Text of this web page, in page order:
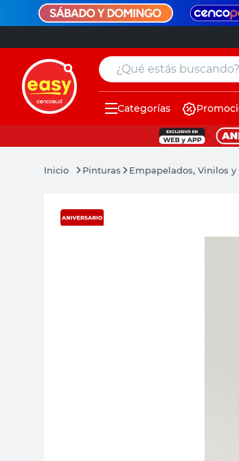
¿Qué estás buscando?
Categorías
Pinturas Empapelados, Vinilos y
muebles